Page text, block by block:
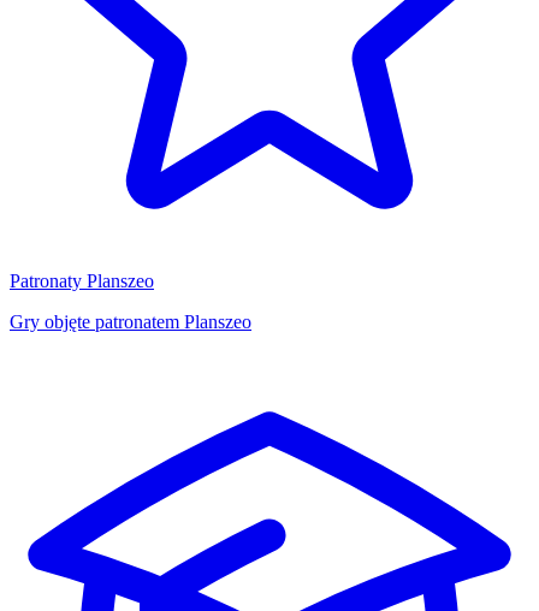
Patronaty Planszeo
Gry objęte patronatem Planszeo